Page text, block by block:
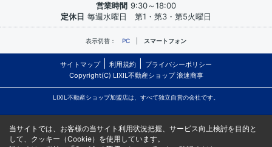
営業時間 9:30～18:00
定休日 毎週水曜日 第1・第3・第5火曜日
表示切替： PC スマートフォン
サイトマップ 利用規約
プライバシーポリシー
Copyright(C) LIXIL不動産ショップ 浪速商事
LIXIL不動産ショップ加盟店は、すべて独立自営の会社です。
当サイトでは、お客様の当サイト利用状況把握、サービス向上検討を目的と
して、クッキー（Cookie）を使用しています。